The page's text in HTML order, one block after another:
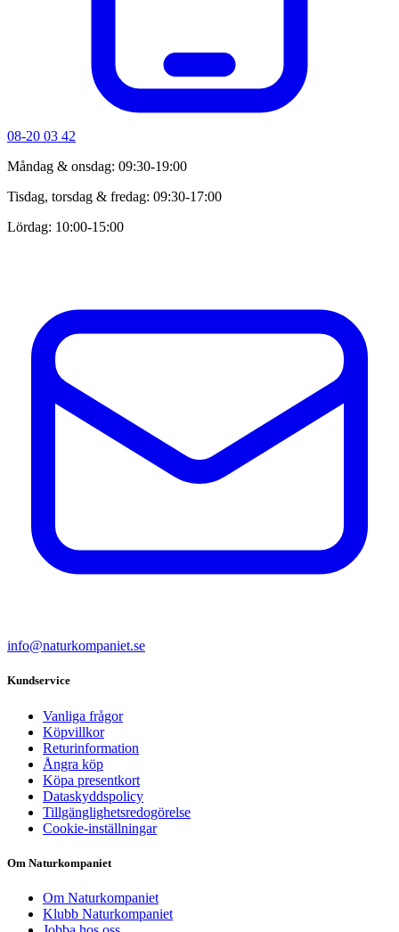
08-20 03 42
Måndag & onsdag: 09:30-19:00
Tisdag, torsdag & fredag: 09:30-17:00
Lördag: 10:00-15:00
info@naturkompaniet.se
Kundservice
Vanliga frågor
Köpvillkor
Returinformation
Ångra köp
Köpa presentkort
Dataskyddspolicy
Tillgänglighetsredogörelse
Cookie-inställningar
Om Naturkompaniet
Om Naturkompaniet
Klubb Naturkompaniet